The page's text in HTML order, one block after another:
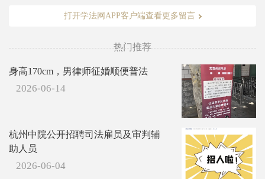
打开学法网APP客户端查看更多留言
热门推荐
身高170cm，男律师征婚顺便普法
2026-06-14
杭州中院公开招聘司法雇员及审判辅
助人员
2026-06-04